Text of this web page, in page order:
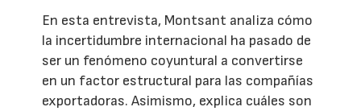
En esta entrevista, Montsant analiza cómo
la incertidumbre internacional ha pasado de
ser un fenómeno coyuntural a convertirse
en un factor estructural para las compañías
exportadoras. Asimismo, explica cuáles son